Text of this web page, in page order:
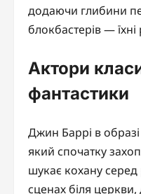
додаючи глибини
блокбастерів —
Актори
фантастики
Джин Баррі в
який спочатку
шукає кохану серед
сценах біля